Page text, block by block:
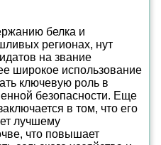
белка и
регионах, нут
на звание
широкое использование
ключевую роль в
безопасности. Еще
в том, что его
лучшему
что повышает